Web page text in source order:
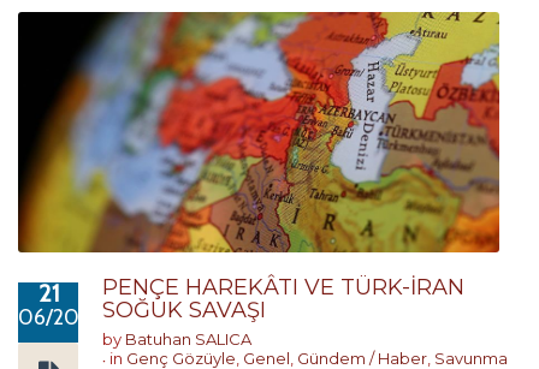
21
06/2020
PENÇE HAREKÂTI VE TÜRK-İRAN
SOĞUK SAVAŞI
by Batuhan SALICA
in Genç Gözüyle Genel Gündem / Haber Savunma